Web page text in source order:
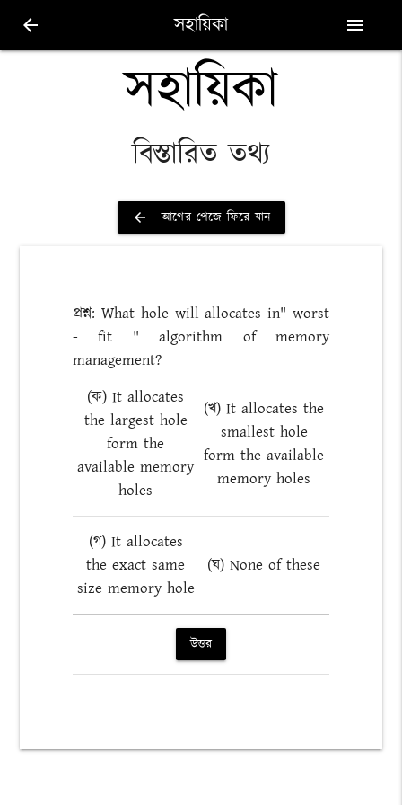
arrow_back সহায়িকা menu
সহায়িকা
বিস্তারিত তথ্য
arrow_back আগের পেজে ফিরে যান
প্রশ্ন: What hole will allocates in" worst
- fit " algorithm of memory
management?
(ক) It allocates
the largest hole
form the
available memory
holes
(খ) It allocates the
smallest hole
form the available
memory holes
(গ) It allocates
the exact same
size memory hole
(ঘ) None of these
উত্তর